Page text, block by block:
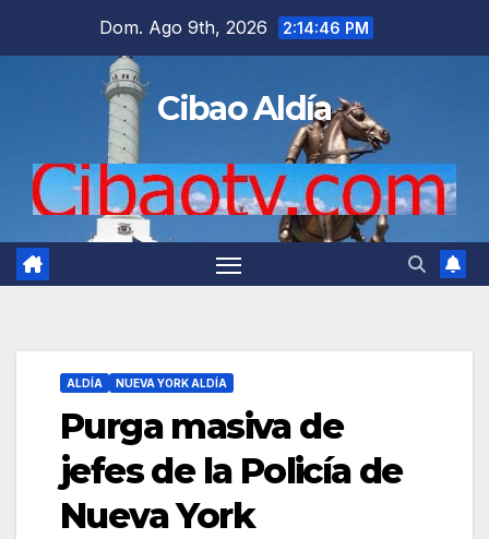
Dom. Ago 9th, 2026 2:14:47 PM
Cibao Aldía
ALDÍA NUEVA YORK ALDÍA
Purga masiva de
jefes de la Policía de
Nueva York